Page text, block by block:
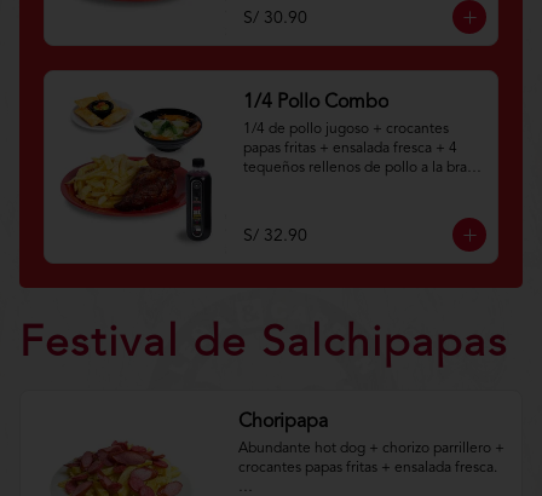
condiciones.https://www.lenaycarbo
n.com/TYCGenerales
S/ 30.90
1/4 Pollo Combo
1/4 de pollo jugoso + crocantes
papas fritas + ensalada fresca + 4
tequeños rellenos de pollo a la brasa
Aplica terminos y
condiciones.https://www.lenaycarbo
S/ 32.90
Festival de Salchipapas
Choripapa
Abundante hot dog + chorizo parrillero +
crocantes papas fritas + ensalada fresca.